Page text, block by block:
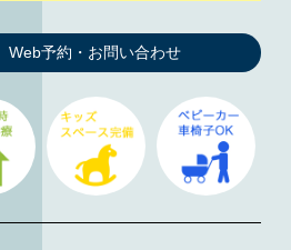
予約・お問い合わせ